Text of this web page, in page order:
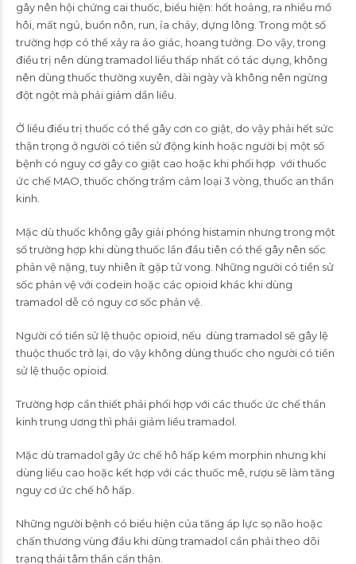
gây nên hội chứng cai thuốc, biểu hiện: hốt hoảng, ra nhiều mồ
hôi, mất ngủ, buồn nôn, run, ỉa chảy, dựng lông. Trong một số
trường hợp có thể xảy ra ảo giác, hoang tưởng. Do vậy, trong
điều trị nên dùng tramadol liều thấp nhất có tác dụng, không
nên dùng thuốc thường xuyên, dài ngày và không nên ngừng
đột ngột mà phải giảm dần liều.
Ở liều điều trị thuốc có thể gây cơn co giật, do vậy phải hết sức
thận trọng ở người có tiền sử động kinh hoặc người bị một số
bệnh có nguy cơ gây co giật cao hoặc khi phối hợp với thuốc
ức chế MAO, thuốc chống trầm cảm loại 3 vòng, thuốc an thần
kinh.
Mặc dù thuốc không gây giải phóng histamin nhưng trong một
số trường hợp khi dùng thuốc lần đầu tiên có thể gây nên sốc
phản vệ nặng, tuy nhiên ít gặp tử vong. Những người có tiền sử
sốc phản vệ với codein hoặc các opioid khác khi dùng
tramadol dễ có nguy cơ sốc phản vệ.
Người có tiền sử lệ thuộc opioid, nếu dùng tramadol sẽ gây lệ
thuộc thuốc trở lại, do vậy không dùng thuốc cho người có tiền
sử lệ thuộc opioid.
Trường hợp cần thiết phải phối hợp với các thuốc ức chế thần
kinh trung ương thì phải giảm liều tramadol.
Mặc dù tramadol gây ức chế hô hấp kém morphin nhưng khi
dùng liều cao hoặc kết hợp với các thuốc mê, rượu sẽ làm tăng
nguy cơ ức chế hô hấp.
Những người bệnh có biểu hiện của tăng áp lực sọ não hoặc
chấn thương vùng đầu khi dùng tramadol cần phải theo dõi
trạng thái tâm thần cẩn thận.